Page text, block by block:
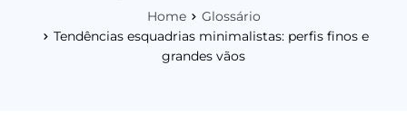
Vagas
Home
Glossário
Tendências esquadrias minimalistas: perfis finos e
grandes vãos